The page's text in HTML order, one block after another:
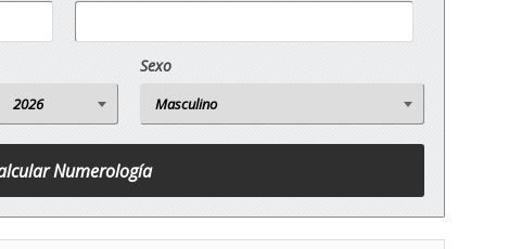
Sexo